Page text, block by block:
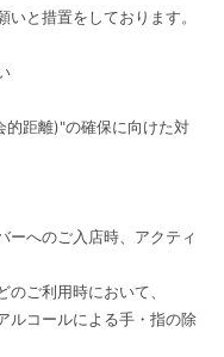
と措置をしております。
的距離)"の確保に向けた対
ーへのご入店時、アクティ
ご利用時において、
ルコールによる手・指の除